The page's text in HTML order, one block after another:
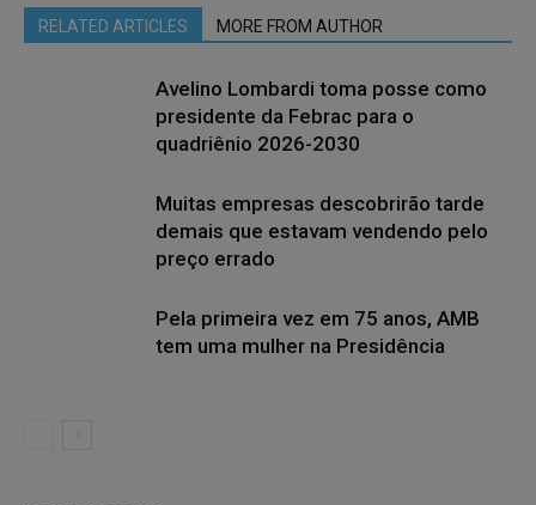
RELATED ARTICLES MORE FROM AUTHOR
Avelino Lombardi toma posse como
presidente da Febrac para o
quadriênio 2026-2030
Muitas empresas descobrirão tarde
demais que estavam vendendo pelo
preço errado
Pela primeira vez em 75 anos, AMB
tem uma mulher na Presidência